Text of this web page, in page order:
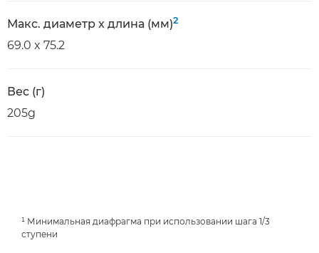
Макс. диаметр x длина (мм)2
69.0 x 75.2
Вес (г)
205g
¹ Минимальная диафрагма при использовании шага 1/3
ступени